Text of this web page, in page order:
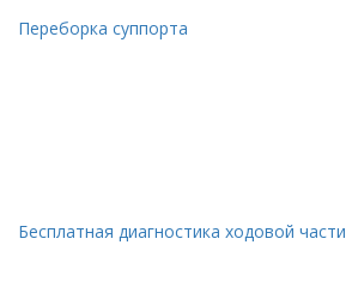
Переборка суппорта
Бесплатная диагностика ходовой части